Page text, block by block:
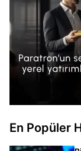
En Popüler